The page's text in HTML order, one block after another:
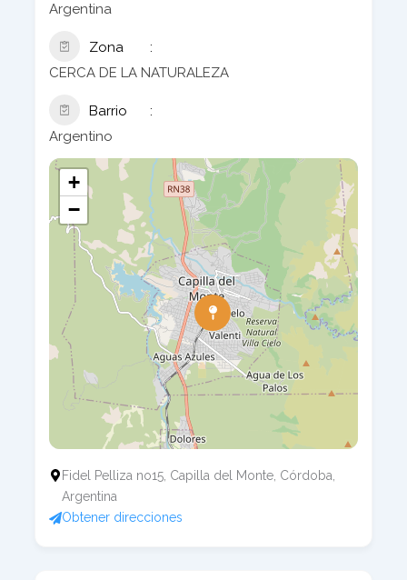
Argentina
Zona
CERCA DE LA NATURALEZA
Barrio
Argentino
+
−
Fidel Pelliza no15, Capilla del Monte, Córdoba,
Argentina
Obtener direcciones